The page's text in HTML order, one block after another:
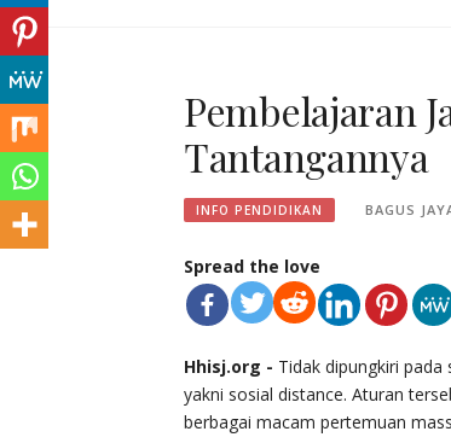
Pembelajaran
Tantangannya
INFO PENDIDIKAN BAGUS
Spread the love
Hhisj.org - Tidak dipungkiri
yakni sosial distance. Aturan
berbagai macam pertemuan